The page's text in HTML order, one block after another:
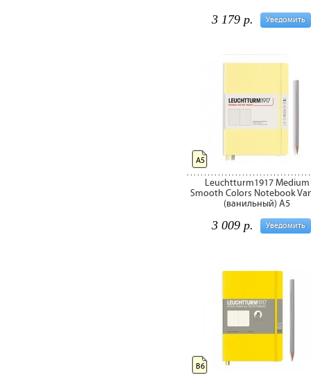
Уведомить
3 179 р.
Leuchtturm1917 Medium
Smooth Colors Notebook
(ванильный) А5
Уведомить
3 009 р.
А5
B6